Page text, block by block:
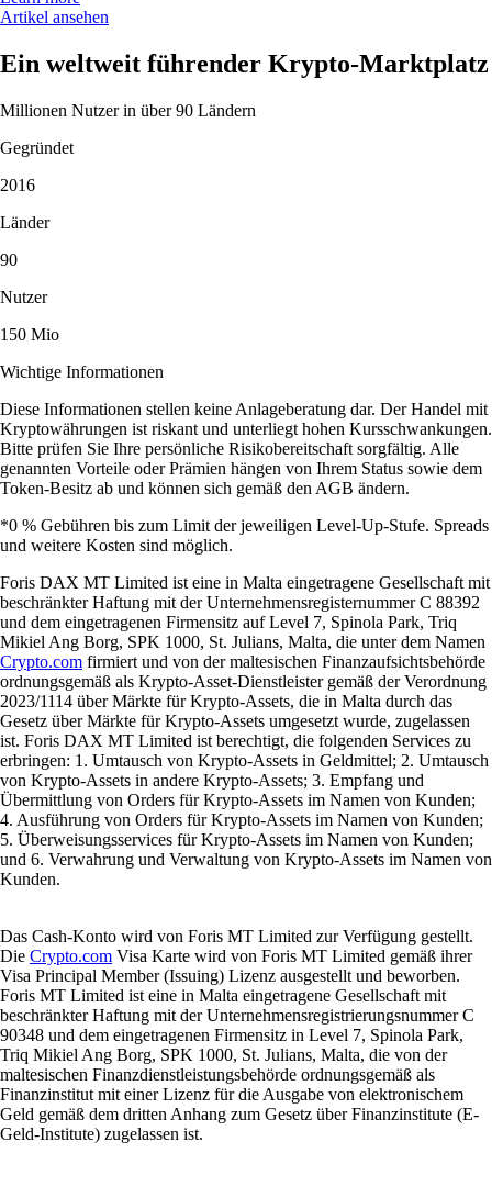
Artikel ansehen
Ein weltweit führender Krypto-Marktplatz
Millionen Nutzer in über 90 Ländern
Gegründet
2016
Länder
90
Nutzer
150 Mio
Wichtige Informationen
Diese Informationen stellen keine Anlageberatung dar. Der Handel mit
Kryptowährungen ist riskant und unterliegt hohen Kursschwankungen.
Bitte prüfen Sie Ihre persönliche Risikobereitschaft sorgfältig. Alle
genannten Vorteile oder Prämien hängen von Ihrem Status sowie dem
Token-Besitz ab und können sich gemäß den AGB ändern.
*0 % Gebühren bis zum Limit der jeweiligen Level-Up-Stufe. Spreads
und weitere Kosten sind möglich.
Foris DAX MT Limited ist eine in Malta eingetragene Gesellschaft mit
beschränkter Haftung mit der Unternehmensregisternummer C 88392
und dem eingetragenen Firmensitz auf Level 7, Spinola Park, Triq
Mikiel Ang Borg, SPK 1000, St. Julians, Malta, die unter dem Namen
Crypto.com firmiert und von der maltesischen Finanzaufsichtsbehörde
ordnungsgemäß als Krypto-Asset-Dienstleister gemäß der Verordnung
2023/1114 über Märkte für Krypto-Assets, die in Malta durch das
Gesetz über Märkte für Krypto-Assets umgesetzt wurde, zugelassen
ist. Foris DAX MT Limited ist berechtigt, die folgenden Services zu
erbringen: 1. Umtausch von Krypto-Assets in Geldmittel; 2. Umtausch
von Krypto-Assets in andere Krypto-Assets; 3. Empfang und
Übermittlung von Orders für Krypto-Assets im Namen von Kunden;
4. Ausführung von Orders für Krypto-Assets im Namen von Kunden;
5. Überweisungsservices für Krypto-Assets im Namen von Kunden;
und 6. Verwahrung und Verwaltung von Krypto-Assets im Namen von
Kunden.
Das Cash-Konto wird von Foris MT Limited zur Verfügung gestellt.
Die Crypto.com Visa Karte wird von Foris MT Limited gemäß ihrer
Visa Principal Member (Issuing) Lizenz ausgestellt und beworben.
Foris MT Limited ist eine in Malta eingetragene Gesellschaft mit
beschränkter Haftung mit der Unternehmensregistrierungsnummer C
90348 und dem eingetragenen Firmensitz in Level 7, Spinola Park,
Triq Mikiel Ang Borg, SPK 1000, St. Julians, Malta, die von der
maltesischen Finanzdienstleistungsbehörde ordnungsgemäß als
Finanzinstitut mit einer Lizenz für die Ausgabe von elektronischem
Geld gemäß dem dritten Anhang zum Gesetz über Finanzinstitute (E-
Geld-Institute) zugelassen ist.